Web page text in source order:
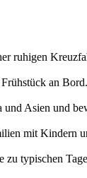
ruhigen
an Bord.
und Asien und
mit Kindern
zu typischen